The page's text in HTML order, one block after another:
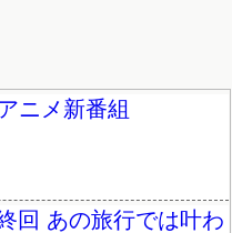
ニメ新番組
回 あの旅行では叶わ